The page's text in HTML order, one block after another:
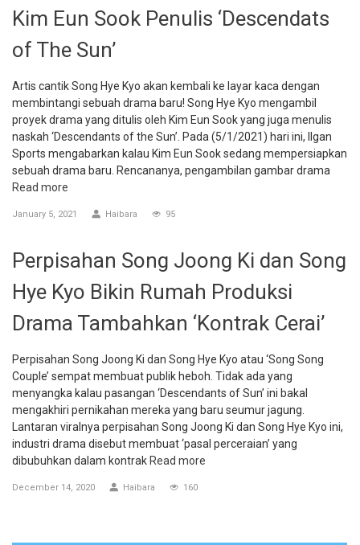
Kim Eun Sook Penulis ‘Descendats
of The Sun’
Artis cantik Song Hye Kyo akan kembali ke layar kaca dengan
membintangi sebuah drama baru! Song Hye Kyo mengambil
proyek drama yang ditulis oleh Kim Eun Sook yang juga menulis
naskah ‘Descendants of the Sun’. Pada (5/1/2021) hari ini, Ilgan
Sports mengabarkan kalau Kim Eun Sook sedang mempersiapkan
sebuah drama baru. Rencananya, pengambilan gambar drama
Read more
January 5, 2021 Haibara 95
Perpisahan Song Joong Ki dan Song
Hye Kyo Bikin Rumah Produksi
Drama Tambahkan ‘Kontrak Cerai’
Perpisahan Song Joong Ki dan Song Hye Kyo atau ‘Song Song
Couple’ sempat membuat publik heboh. Tidak ada yang
menyangka kalau pasangan ‘Descendants of Sun’ ini bakal
mengakhiri pernikahan mereka yang baru seumur jagung.
Lantaran viralnya perpisahan Song Joong Ki dan Song Hye Kyo ini,
industri drama disebut membuat ‘pasal perceraian’ yang
dibubuhkan dalam kontrak Read more
December 14, 2020 Haibara 160